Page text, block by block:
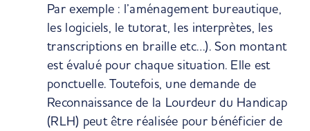
Par exemple : l’aménagement bureautique,
les logiciels, le tutorat, les interprètes, les
transcriptions en braille etc…). Son montant
est évalué pour chaque situation. Elle est
ponctuelle. Toutefois, une demande de
Reconnaissance de la Lourdeur du Handicap
(RLH) peut être réalisée pour bénéficier de